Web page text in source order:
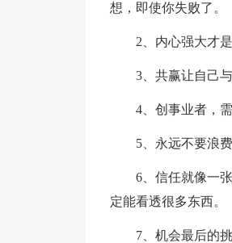
想，即使你失败了。
2、内心强大才
3、共赢让自己
4、创事业者，
5、永远不要浪
6、信任就像一
定能看透很多东西。
7、机会最后的